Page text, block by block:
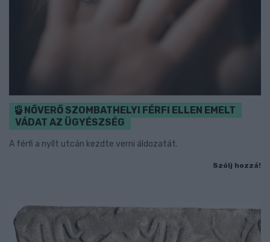
NŐVERŐ SZOMBATHELYI FÉRFI ELLEN EMELT
VÁDAT AZ ÜGYÉSZSÉG
A férfi a nyílt utcán kezdte verni áldozatát.
Szólj hozzá!